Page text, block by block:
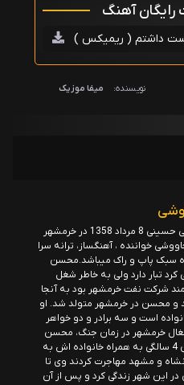
آهنگ
داشتم ( ریمیکس )
نویسنده: میفا موزیک
محسن چاوشی حسینی 8 مرداد 1358 در خرمشهر
خواننده ، آهنگساز، ترانه سرا
سبک پاپ و راک میباشد.محسن
کرد تبار دارد ولی به خاطر شغل
شرکت نفت خرمشهر بود به آنجا
و محسن در خرمشهر متولد شد. او
است و سه برادر و دو خواهر
خرمشهر در زمان جنگ، محسن
چاوشی در سن 4 سالگی به همراه خانواده اش به
و مشهد مهاجرت کردند وی تا
در این شهر زندگی کرد و پس از آن